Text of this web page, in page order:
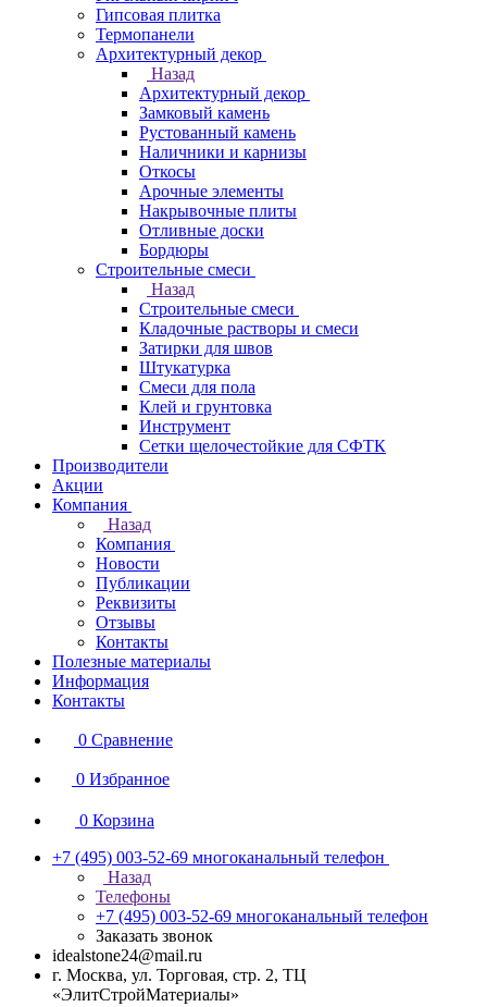
Гипсовая плитка
Термопанели
Архитектурный декор
Назад
Архитектурный декор
Замковый камень
Рустованный камень
Наличники и карнизы
Откосы
Арочные элементы
Накрывочные плиты
Отливные доски
Бордюры
Строительные смеси
Назад
Строительные смеси
Кладочные растворы и смеси
Затирки для швов
Штукатурка
Смеси для пола
Клей и грунтовка
Инструмент
Сетки щелочестойкие для СФТК
Производители
Акции
Компания
Назад
Компания
Новости
Публикации
Реквизиты
Отзывы
Контакты
Полезные материалы
Информация
Контакты
0 Сравнение
0 Избранное
0 Корзина
+7 (495) 003-52-69 многоканальный телефон
Назад
Телефоны
+7 (495) 003-52-69 многоканальный телефон
Заказать звонок
idealstone24@mail.ru
г. Москва, ул. Торговая, стр. 2, ТЦ
«ЭлитСтройМатериалы»